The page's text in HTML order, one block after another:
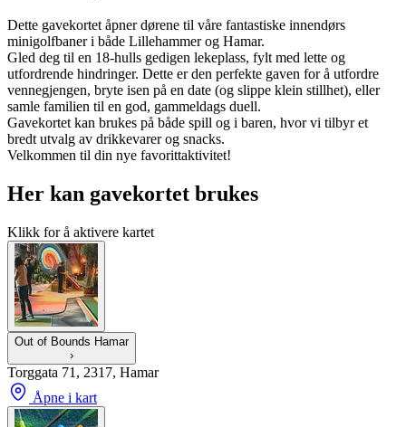
Dette gavekortet åpner dørene til våre fantastiske innendørs
minigolfbaner i både Lillehammer og Hamar.
Gled deg til en 18-hulls gedigen lekeplass, fylt med lette og
utfordrende hindringer. Dette er den perfekte gaven for å utfordre
vennegjengen, bryte isen på en date (og slippe klein stillhet), eller
samle familien til en god, gammeldags duell.
Gavekortet kan brukes på både spill og i baren, hvor vi tilbyr et
bredt utvalg av drikkevarer og snacks.
Velkommen til din nye favorittaktivitet!
Her kan gavekortet brukes
Klikk for å aktivere kartet
Out of Bounds Hamar
›
Torggata 71, 2317, Hamar
Åpne i kart